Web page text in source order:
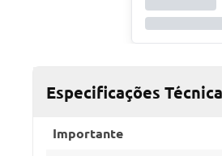
Especificações
Importante